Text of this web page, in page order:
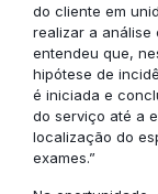
do cliente em
realizar a análise
entendeu que,
hipótese de
é iniciada e
do serviço até a
localização do
exames.”